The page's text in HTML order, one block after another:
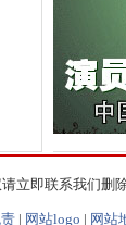
立即联系我们删
| 网站logo | 网站